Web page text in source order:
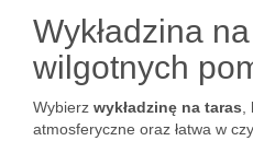
Wykładzina
wilgotnych
Wybierz wykładzinę na taras
atmosferyczne oraz łatwa w